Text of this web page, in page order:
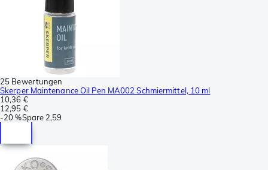
25 Bewertungen
Skerper Maintenance Oil Pen MA002 Schmiermittel, 10 ml
10,36 €
12,95 €
-20 %Spare 2,59